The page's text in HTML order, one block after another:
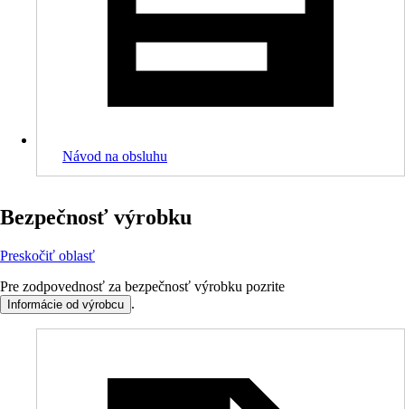
Návod na obsluhu
Bezpečnosť výrobku
Preskočiť oblasť
Pre zodpovednosť za bezpečnosť výrobku pozrite
Informácie od výrobcu .